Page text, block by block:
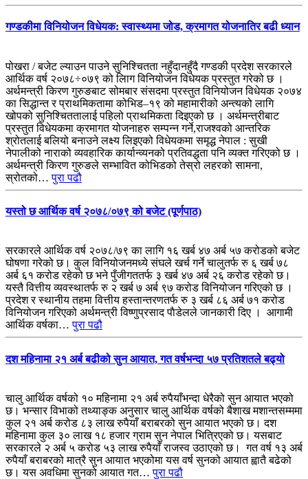
गण्डकीमा विनियोजन विधेयक: स्वास्थ्यमा जोड, क्रमागत योजनातिर बढी ध्यान
पोखरा / बजेट ल्याउन पाउने सुनिश्चितता नहुँदानहुँदै गण्डकी प्रदेश सरकारले
आर्थिक वर्ष २०७८÷०७९ को लािग विनियोजन विधेयक प्रस्तुत गरेको छ ।
अर्थमन्त्री किरण गुरुङबाट सोमबार संसदमा प्रस्तुत विनियोजन विधेयक २०७४
का सिद्धान्त र प्राथमिकतामा कोभिड–१९ को महामारीको अन्त्यको लागि
खोपको सुनिश्चिततालाई पहिलो प्राथमिकता दिइएको छ । अर्थमन्त्रीबाट
प्रस्तुत विधेयकमा क्रमागत योजनाहरु सम्पन्न गर्ने,राजश्वको आन्तरिक
श्रोतलाई बलियो बनाउने लक्ष्य लिइएको विधेयकमा समृद्ध नेपाल : सुखी
नेपालीको नाराको व्यवहारिक कार्यान्व्यनको प्रतिवद्धता पनि व्यक्त गरिएको छ ।
अर्थमन्त्री किरण गुरुङले सम्भावित कोभिडको तेस्रो लहरको सामना,
स्रोतको…पुरा पढौ
यस्तो छ आर्थिक वर्ष २०७८/०७९ को बजेट (पूर्णपाठ)
सरकारले आर्थिक वर्ष २०७८/७९ का लागि १६ खर्ब ४७ अर्ब ५७ करोडको बजेट
घोषणा गरेको छ। कुल विनियोजनमध्ये संघले खर्च गर्ने चालुतर्फ रु ६ खर्ब ७८
अर्ब ६१ करोड रहेको छ भने पुँजीगततर्फ ३ खर्ब ४७ अर्ब २६ करोड रहेको छ।
यस्तै वित्तीय व्यवस्थातर्फ रु २ खर्ब ७ अर्ब ९७ करोड विनियोजन गरिएको छ ।
प्रदेश र स्थानीय तहमा वित्तीय हस्तान्तरणतर्फ रु ३ खर्ब ८६ अर्ब ७१ करोड
विनियोजन गरिएको अर्थमन्त्री विष्णुप्रसाद पाैडेलले जानकारी दिए । आगामी
आर्थिक वर्षका…पुरा पढौ
दश महिनामा २१ अर्ब बढीको सुन आयात, गत वर्षभन्दा ५७ प्रतिशतले बढ्यो
चालु आर्थिक वर्षको १० महिनामा २१ अर्ब रुपैयाँभन्दा धेरैको सुन आयात भएको
छ। भन्सार विभाको तथ्याङ्क अनुसार चालु आर्थिक वर्षको बैशाख मशान्तसम्ममा
कुल २१ अर्ब करोड ८३ लाख रुपैयाँ बराबरको सुन आयात भएको छ। दश
महिनामा कुल ३० लाख १८ हजार ग्राम सुन नेपाल भित्रिएको छ। यसबाट
सरकारले २ अर्ब ५ करोड ५३ लाख रुपैयाँ राजस्व उठाएको छ। गत वर्ष १३ अर्ब
रुपैयाँ बराबरको मात्रै सुन आयात भएकोमा यस वर्ष सुनको आयात ह्वातै बढेको
छ। यस अवधिमा सुनको आयात गत…पुरा पढौ